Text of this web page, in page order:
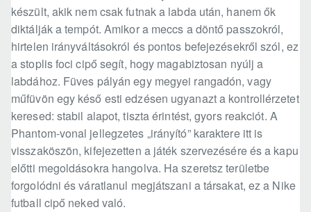
készült, akik nem csak futnak a labda után, hanem ők
diktálják a tempót. Amikor a meccs a döntő passzokról,
hirtelen irányváltásokról és pontos befejezésekről szól, ez
a stoplis foci cipő segít, hogy magabiztosan nyúlj a
labdához. Füves pályán egy megyei rangadón, vagy
műfüvön egy késő esti edzésen ugyanazt a kontrollérzetet
keresed: stabil alapot, tiszta érintést, gyors reakciót. A
Phantom-vonal jellegzetes „irányító” karaktere itt is
visszaköszön, kifejezetten a játék szervezésére és a kapu
előtti megoldásokra hangolva. Ha szeretsz területbe
forgolódni és váratlanul megjátszani a társakat, ez a Nike
futball cipő neked való.